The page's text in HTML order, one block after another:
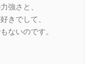
強さと、
きでして、
ないのです。